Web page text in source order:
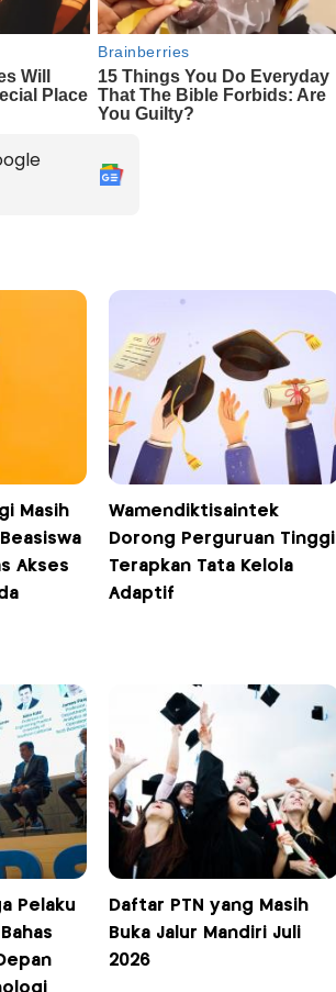
Masih
Akses
Wamendiktisaintek
Dorong Perguruan Tinggi
Terapkan Tata Kelola
Adaptif
Pelaku
Daftar PTN yang Masih
Buka Jalur Mandiri Juli
2026